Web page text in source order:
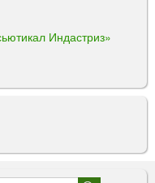
Индастриз»